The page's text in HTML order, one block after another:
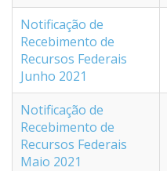
Notificação de
Recebimento de
Recursos Federais
Junho 2021
Notificação de
Recebimento de
Recursos Federais
Maio 2021